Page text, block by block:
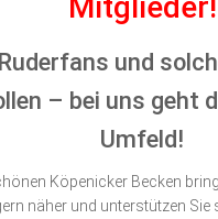
und
– bei uns geht
Umfeld!
Köpenicker Becken
näher und unterstützen Sie